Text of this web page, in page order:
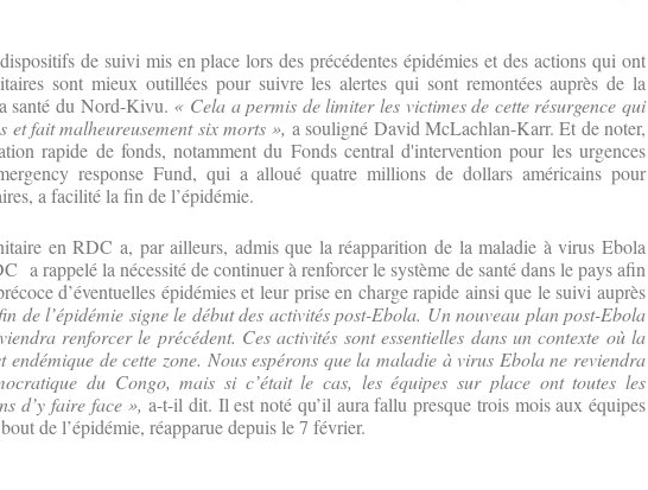
de suivi mis en place lors des précédentes épidémies et des actions qui ont
sont mieux outillées pour suivre les alertes qui sont remontées auprès de la
santé du Nord-Kivu. « Cela a permis de limiter les victimes de cette résurgence qui
et fait malheureusement six morts », a souligné David McLachlan-Karr. Et de noter,
rapide de fonds, notamment du Fonds central d'intervention pour les urgences
response Fund, qui a alloué quatre millions de dollars américains pour
a facilité la fin de l’épidémie.
en RDC a, par ailleurs, admis que la réapparition de la maladie à virus Ebola
a rappelé la nécessité de continuer à renforcer le système de santé dans le pays afin
d’éventuelles épidémies et leur prise en charge rapide ainsi que le suivi auprès
de l’épidémie signe le début des activités post-Ebola. Un nouveau plan post-Ebola
renforcer le précédent. Ces activités sont essentielles dans un contexte où la
de cette zone. Nous espérons que la maladie à virus Ebola ne reviendra
du Congo, mais si c’était le cas, les équipes sur place ont toutes les
d’y faire face », a-t-il dit. Il est noté qu’il aura fallu presque trois mois aux équipes
de l’épidémie, réapparue depuis le 7 février.